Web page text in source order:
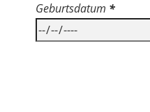
Geburtsdatum *